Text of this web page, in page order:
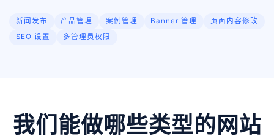
新闻发布 产品管理 案例管理 Banner 管理
页面内容修改
SEO 设置
多管理员权限
我们能做哪些类型的网站